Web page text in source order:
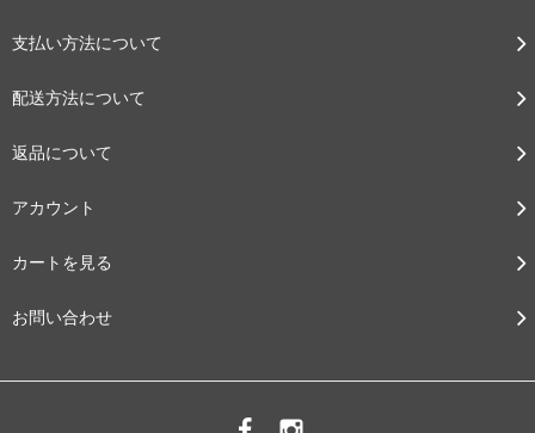
支払い方法について
配送方法について
返品について
アカウント
カートを見る
お問い合わせ